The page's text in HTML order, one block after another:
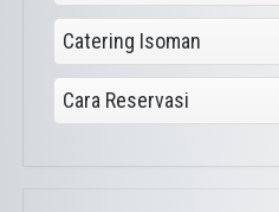
Catering Isoman
Cara Reservasi